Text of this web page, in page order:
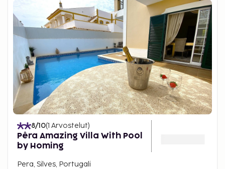
8/10(1 Arvostelut)
Pêra Amazing Villa With Pool
by Homing
Pera, Silves, Portugali